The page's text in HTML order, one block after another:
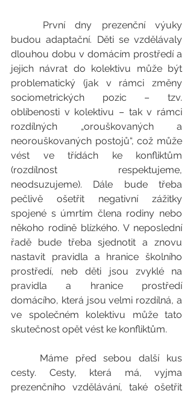
budou adaptační. Děti se vzdělávaly
dlouhou dobu v domácím prostředí a
jejich návrat do kolektivu může být
problematický (jak v rámci změny
sociometrických pozic – tzv.
oblíbenosti v kolektivu – tak v rámci
rozdílných „orouškovaných a
neorouškovaných postojů“, což může
vést ve třídách ke konfliktům
(rozdílnost respektujeme,
neodsuzujeme). Dále bude třeba
pečlivě ošetřit negativní zážitky
spojené s úmrtím člena rodiny nebo
někoho rodině blízkého. V neposlední
řadě bude třeba sjednotit a znovu
nastavit pravidla a hranice školního
prostředí, neb děti jsou zvyklé na
pravidla a hranice prostředí
domácího, která jsou velmi rozdílná, a
ve společném kolektivu může tato
skutečnost opět vést ke konfliktům.
cesty. Cesty, která má, vyjma
prezenčního vzdělávání, také ošetřit